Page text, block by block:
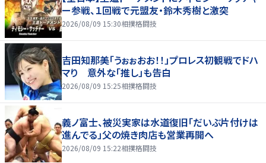
ー参戦、１回戦で元盟友・鈴木秀樹と激突
2026/08/09 15:30相撲格闘技
吉田知那美「うぉぉおお！！」プロレス初観戦でドハ
マり 意外な「推し」も告白
2026/08/09 15:25相撲格闘技
義ノ富士、被災実家は水道復旧「だいぶ片付けは
進んでる」父の焼き肉店も営業再開へ
2026/08/09 15:22相撲格闘技